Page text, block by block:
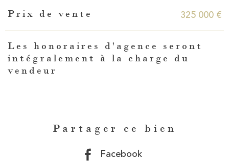
Caractéristiques Valeurs
Prix de vente 325 000 €
Les honoraires d'agence seront
intégralement à la charge du
vendeur
Partager ce bien
Facebook